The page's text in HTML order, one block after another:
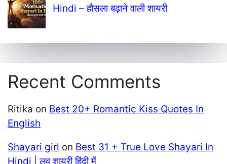
Hindi – हौसला बढ़ाने वाली शायरी
Recent Comments
Ritika on Best 20+ Romantic Kiss Quotes In
English
Shayari girl on Best 31 + True Love Shayari In
Hindi | लव शायरी हिंदी में